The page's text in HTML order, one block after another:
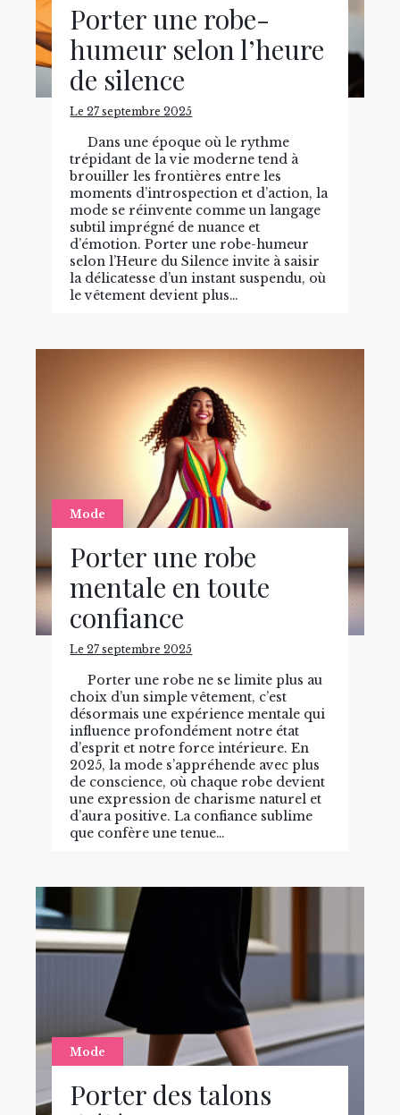
Porter une robe-
humeur selon l’heure
de silence
Le 27 septembre 2025
Dans une époque où le rythme
trépidant de la vie moderne tend à
brouiller les frontières entre les
moments d’introspection et d’action, la
mode se réinvente comme un langage
subtil imprégné de nuance et
d’émotion. Porter une robe-humeur
selon l’Heure du Silence invite à saisir
la délicatesse d’un instant suspendu, où
le vêtement devient plus…
Mode
Porter une robe
mentale en toute
confiance
Le 27 septembre 2025
Porter une robe ne se limite plus au
choix d’un simple vêtement, c’est
désormais une expérience mentale qui
influence profondément notre état
d’esprit et notre force intérieure. En
2025, la mode s’appréhende avec plus
de conscience, où chaque robe devient
une expression de charisme naturel et
d’aura positive. La confiance sublime
que confère une tenue…
Mode
Porter des talons